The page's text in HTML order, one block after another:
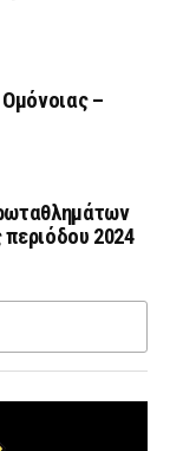
–
περιόδου 2024